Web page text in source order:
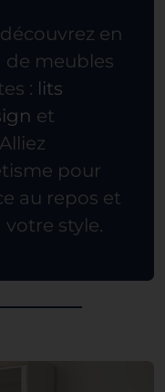
en
de meubles
: lits
et
pour
au repos et
style.